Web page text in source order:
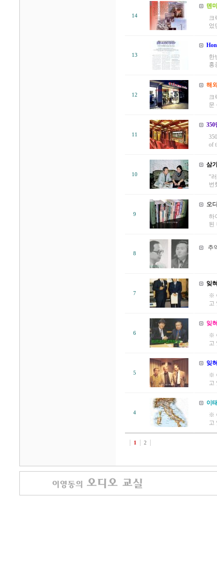
14
덴
크
었
13
한
홍
12
해
크
문
11
350
of
10
삼
“
번
9
오
하
된
8
추
7
잊
※
고
6
잊
※
고
5
잊
※
고
4
이
※
고
1 2